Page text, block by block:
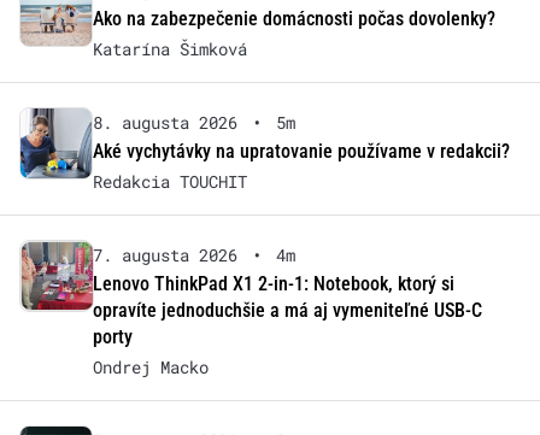
Ako na zabezpečenie domácnosti počas dovolenky?
Katarína Šimková
8. augusta 2026 •
5m
Aké vychytávky na upratovanie používame v redakcii?
Redakcia TOUCHIT
7. augusta 2026 •
4m
Lenovo ThinkPad X1 2-in-1: Notebook, ktorý si
opravíte jednoduchšie a má aj vymeniteľné USB-C
porty
Ondrej Macko